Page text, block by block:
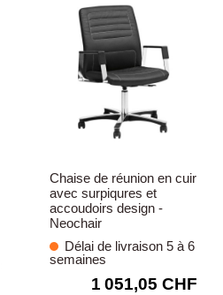
Chaise de réunion en cuir
avec surpiqures et
accoudoirs design -
Neochair
Délai de livraison 5 à 6
semaines
1 051,05 CHF